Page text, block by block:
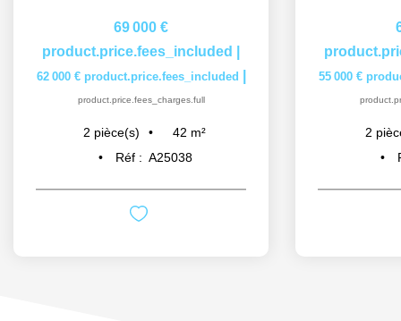
69 000 €
product.price.fees_included
62 000 € product.price.fees_included
product.price.fees_charges.full
2 pièce(s) 42 m²
Réf : A25038
55 000 €
2